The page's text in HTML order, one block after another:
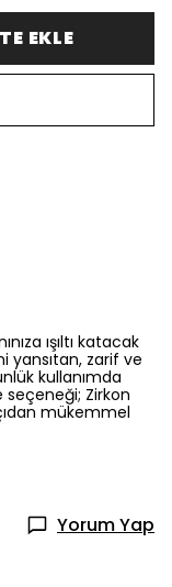
EKLE
ışıltı katacak
yansıtan, zarif ve
kullanımda
seçeneği; Zirkon
mükemmel
Yorum Yap